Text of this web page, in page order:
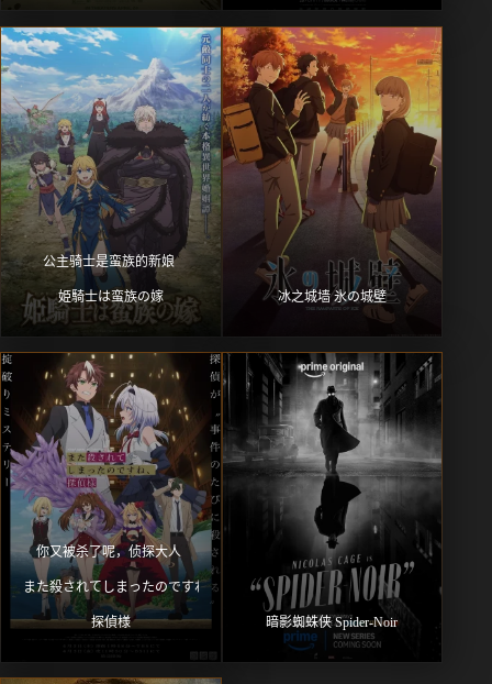
公主骑士是蛮族的新娘
姫騎士は蛮族の嫁 冰之城墙 氷の城壁
你又被杀了呢，侦探大人
また殺されてしまったのですね、
探偵様 暗影蜘蛛侠 Spider-Noir